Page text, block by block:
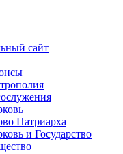
сайт
Патриарха
и Государство